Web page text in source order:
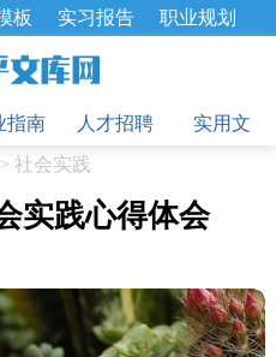
板 实习报告
职业规划
核 企业文化
告
指南 人才招聘
实用文
> 社会实践
实践心得体会